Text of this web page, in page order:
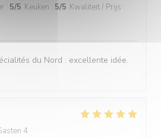
: 5/5 Keuken : 5/5 Kwaliteit / Prijs :
du Nord : excellente idée.
4